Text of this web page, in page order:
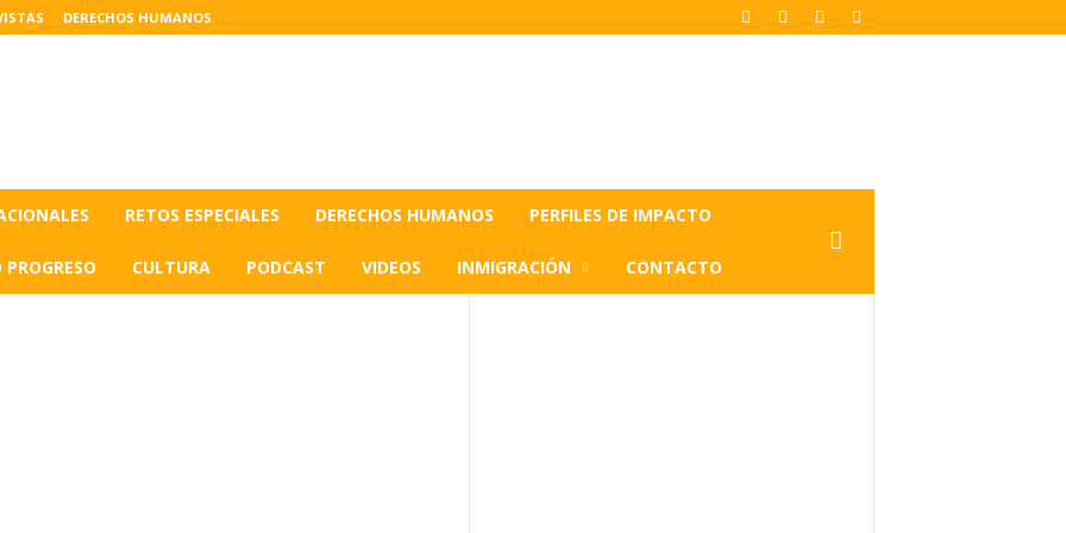
DERECHOS HUMANOS
RETOS ESPECIALES DERECHOS HUMANOS PERFILES DE IMPACTO
PROGRESO CULTURA PODCAST VIDEOS INMIGRACIÓN CONTACTO